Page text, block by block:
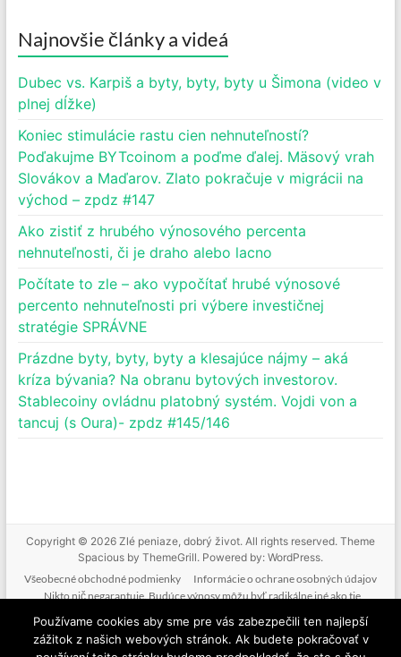
Najnovšie články a videá
Dubec vs. Karpiš a byty, byty, byty u Šimona (video v
plnej dĺžke)
Koniec stimulácie rastu cien nehnuteľností?
Poďakujme BYTcoinom a poďme ďalej. Mäsový vrah
Slovákov a Maďarov. Zlato pokračuje v migrácii na
východ – zpdz #147
Ako zistiť z hrubého výnosového percenta
nehnuteľnosti, či je draho alebo lacno
Počítate to zle – ako vypočítať hrubé výnosové
percento nehnuteľnosti pri výbere investičnej
stratégie SPRÁVNE
Prázdne byty, byty, byty a klesajúce nájmy – aká
kríza bývania? Na obranu bytových investorov.
Stablecoiny ovládnu platobný systém. Vojdi von a
tancuj (s Oura)- zpdz #145/146
Copyright © 2026 Zlé peniaze, dobrý život. All rights reserved. Theme
Spaciousby ThemeGrill. Powered by: WordPress.
Všeobecné obchodné podmienky
Informácie o ochrane osobných údajov
Nikto nič negarantuje. Budúce výnosy môžu byť radikálne iné ako tie
doterajšie. Nikto nevie predpovedať budúcnosť. Tak ako nebudeme mať podiel
na vašich ziskoch, nenesieme zodpovednosť ani za vaše straty. Poskytované
informácie nie sú investičným odporúčaním. Nič z toho, čo je na tejto stránke, v
Používame cookies aby sme pre vás zabezpečili ten najlepší
zážitok z našich webových stránok. Ak budete pokračovať v